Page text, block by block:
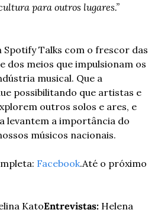
para outros lugares.”
Spotify Talks com o frescor das
dos meios que impulsionam os
musical. Que a
possibilitando que artistas e
outros solos e ares, e
levantem a importância do
músicos nacionais.
Facebook.Até o próximo
KatoEntrevistas: Helena